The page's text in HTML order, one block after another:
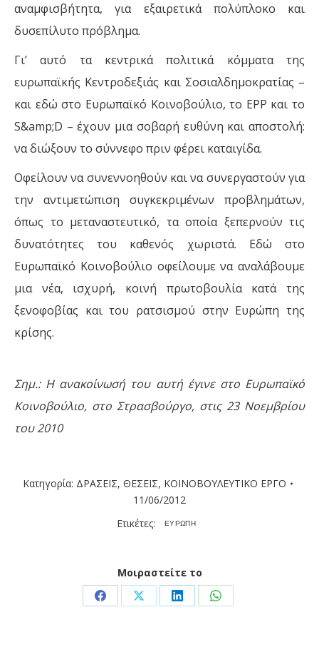
αναμφισβήτητα, για εξαιρετικά πολύπλοκο και
δυσεπίλυτο πρόβλημα.
Γι’ αυτό τα κεντρικά πολιτικά κόμματα της
ευρωπαϊκής Κεντροδεξιάς και Σοσιαλδημοκρατίας –
και εδώ στο Ευρωπαϊκό Κοινοβούλιο, το EPP και το
S&amp;D – έχουν μια σοβαρή ευθύνη και αποστολή:
να διώξουν το σύννεφο πριν φέρει καταιγίδα.
Οφείλουν να συνεννοηθούν και να συνεργαστούν για
την αντιμετώπιση συγκεκριμένων προβλημάτων,
όπως το μεταναστευτικό, τα οποία ξεπερνούν τις
δυνατότητες του καθενός χωριστά. Εδώ στο
Ευρωπαϊκό Κοινοβούλιο οφείλουμε να αναλάβουμε
μια νέα, ισχυρή, κοινή πρωτοβουλία κατά της
ξενοφοβίας και του ρατσισμού στην Ευρώπη της
κρίσης.
Σημ.: Η ανακοίνωσή του αυτή έγινε στο Ευρωπαϊκό
Κοινοβούλιο, στο Στρασβούργο, στις 23 Νοεμβρίου
του 2010
Κατηγορία: ΔΡΑΣΕΙΣ, ΘΕΣΕΙΣ, ΚΟΙΝΟΒΟΥΛΕΥΤΙΚΟ ΕΡΓΟ
11/06/2012
Ετικέτες:
ΕΥΡΩΠΗ
Μοιραστείτε το
Share Share Share Share